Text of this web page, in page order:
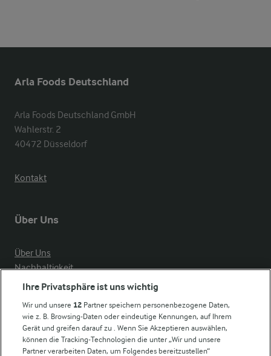
Arla Foods Deutschland
Arla Foods Deutschland GmbH
Wahlerstr. 2
40472 Düsseldorf
Kontakt
Über Uns
Über Uns
Nachhaltigkeit
Compliance
Arla in anderen Ländern
Ihre Privatsphäre ist uns wichtig
Wir und unsere 12 Partner speichern personenbezogene Daten,
wie z. B. Browsing-Daten oder eindeutige Kennungen, auf Ihrem
Gerät und greifen darauf zu . Wenn Sie Akzeptieren auswählen,
können die Tracking-Technologien die unter „Wir und unsere
Partner verarbeiten Daten, um Folgendes bereitzustellen“